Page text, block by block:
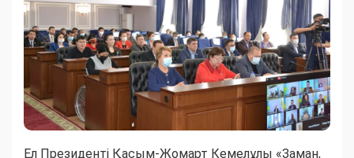
Ел Президенті Қасым-Жомарт Кемелұлы «Заман,